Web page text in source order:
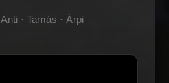
Anti · Tamás · Árpi